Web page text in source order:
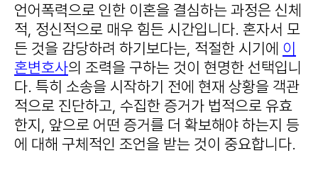
언어폭력으로 인한 이혼을 결심하는 과정은 신체
적, 정신적으로 매우 힘든 시간입니다. 혼자서 모
든 것을 감당하려 하기보다는, 적절한 시기에 이
혼변호사의 조력을 구하는 것이 현명한 선택입니
다. 특히 소송을 시작하기 전에 현재 상황을 객관
적으로 진단하고, 수집한 증거가 법적으로 유효
한지, 앞으로 어떤 증거를 더 확보해야 하는지 등
에 대해 구체적인 조언을 받는 것이 중요합니다.